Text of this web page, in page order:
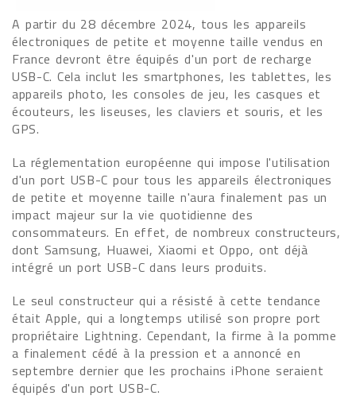
A partir du 28 décembre 2024, tous les appareils
électroniques de petite et moyenne taille vendus en
France devront être équipés d'un port de recharge
USB-C. Cela inclut les smartphones, les tablettes, les
appareils photo, les consoles de jeu, les casques et
écouteurs, les liseuses, les claviers et souris, et les
GPS.
La réglementation européenne qui impose l'utilisation
d'un port USB-C pour tous les appareils électroniques
de petite et moyenne taille n'aura finalement pas un
impact majeur sur la vie quotidienne des
consommateurs. En effet, de nombreux constructeurs,
dont Samsung, Huawei, Xiaomi et Oppo, ont déjà
intégré un port USB-C dans leurs produits.
Le seul constructeur qui a résisté à cette tendance
était Apple, qui a longtemps utilisé son propre port
propriétaire Lightning. Cependant, la firme à la pomme
a finalement cédé à la pression et a annoncé en
septembre dernier que les prochains iPhone seraient
équipés d'un port USB-C.